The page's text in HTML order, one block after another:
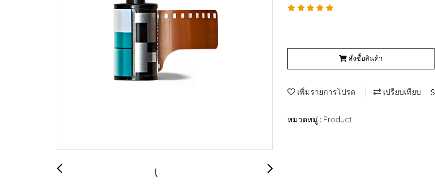
สั่งซื้อสินค้า
เพิ่มรายการโปรด เปรียบเทียบ
หมวดหมู่ : Product